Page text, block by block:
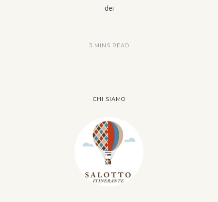
dei
3 MINS READ
CHI SIAMO